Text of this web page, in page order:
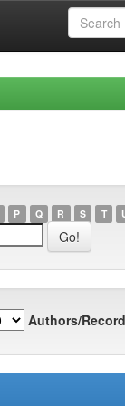
P Q R S T
Authors/